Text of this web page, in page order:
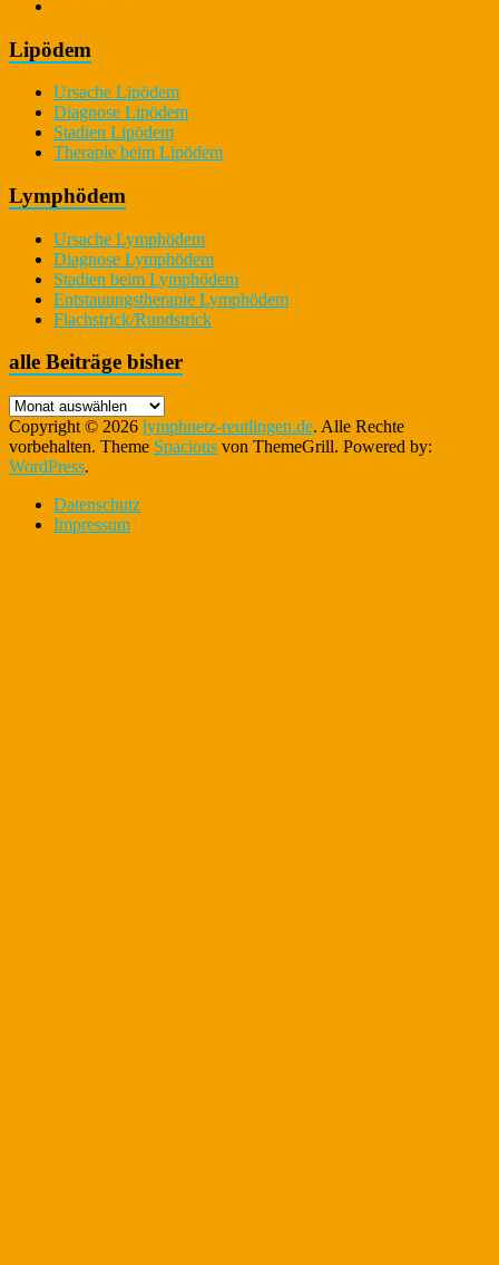
Lipödem
Ursache Lipödem
Diagnose Lipödem
Stadien Lipödem
Therapie beim Lipödem
Lymphödem
Ursache Lymphödem
Diagnose Lymphödem
Stadien beim Lymphödem
Entstauungstherapie Lymphödem
Flachstrick/Rundstrick
alle Beiträge bisher
alle
Beiträge
bisher
Copyright © 2026 lymphnetz-reutlingen.de. Alle Rechte
vorbehalten. Theme Spacious von ThemeGrill. Powered by:
WordPress.
Datenschutz
Impressum